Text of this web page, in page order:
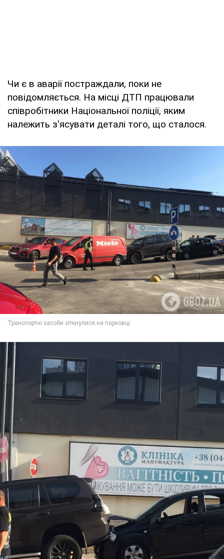
Чи є в аварії постраждали, поки не
повідомляється. На місці ДТП працювали
співробітники Національної поліції, яким
належить з'ясувати деталі того, що сталося.